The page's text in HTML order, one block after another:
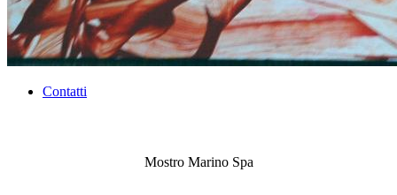
Contatti
Mostro Marino Spa